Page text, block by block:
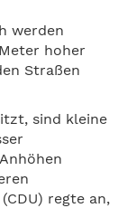
werden
hoher
Straßen
sind kleine
regte an,